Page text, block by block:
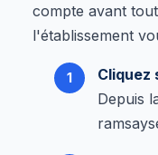
compte avant
l'établissement
Cliquez
Depuis